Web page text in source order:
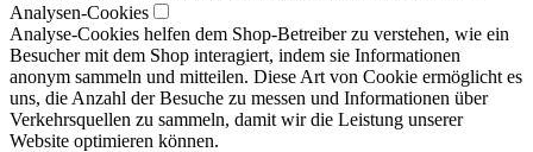
Analysen-Cookies
Analyse-Cookies helfen dem Shop-Betreiber zu verstehen, wie ein
Besucher mit dem Shop interagiert, indem sie Informationen
anonym sammeln und mitteilen. Diese Art von Cookie ermöglicht es
uns, die Anzahl der Besuche zu messen und Informationen über
Verkehrsquellen zu sammeln, damit wir die Leistung unserer
Website optimieren können.